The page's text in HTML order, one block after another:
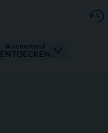
Wunderland
ENTDECKEN